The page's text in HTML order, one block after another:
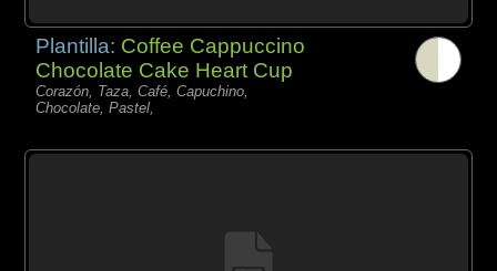
Plantilla: Coffee Cappuccino
Chocolate Cake Heart Cup
Corazón, Taza, Café, Capuchino,
Chocolate, Pastel,